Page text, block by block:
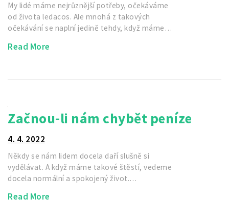
My lidé máme nejrůznější potřeby, očekáváme
od života ledacos. Ale mnohá z takových
očekávání se naplní jedině tehdy, když máme…
Read More
Začnou-li nám chybět peníze
4. 4. 2022
Někdy se nám lidem docela daří slušně si
vydělávat. A když máme takové štěstí, vedeme
docela normální a spokojený život.…
Read More